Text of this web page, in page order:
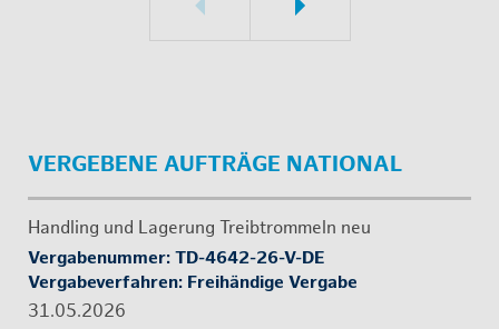
VER­GE­BE­NE AUF­TRÄ­GE NA­TIO­NAL
Hand­ling und La­ge­rung Treib­trom­meln neu
Ver­ga­be­num­mer: TD-4642-26-V-DE
Ver­ga­be­ver­fah­ren: ​Frei­hän­di­ge Ver­ga­be
31.05.2026